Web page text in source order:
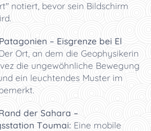
notiert, bevor sein Bildschirm
– Eisgrenze bei El
Ort, an dem die Geophysikerin
die ungewöhnliche Bewegung
ein leuchtendes Muster im
der Sahara –
Toumai: Eine mobile